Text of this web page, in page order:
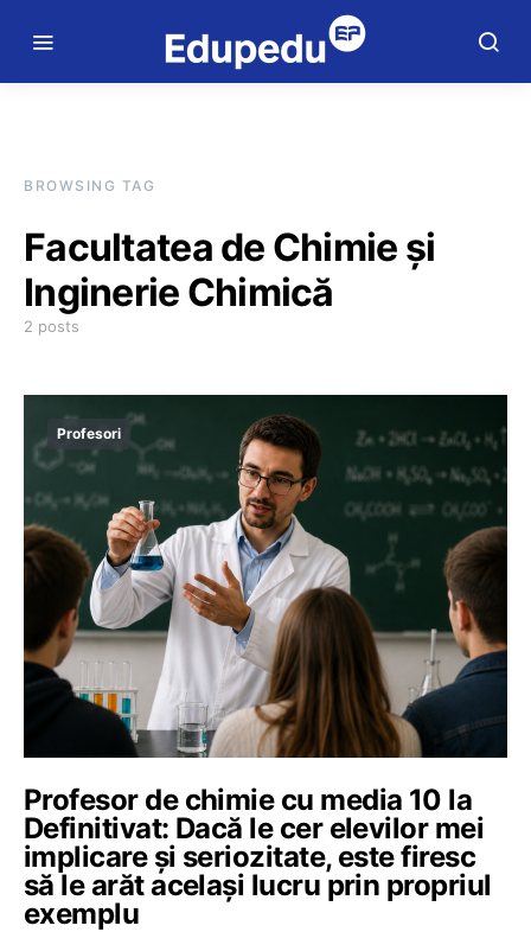
BROWSING TAG
Facultatea de Chimie și
Inginerie Chimică
2 posts
Profesori
Profesor de chimie cu media 10 la
Definitivat: Dacă le cer elevilor mei
implicare și seriozitate, este firesc
să le arăt același lucru prin propriul
exemplu